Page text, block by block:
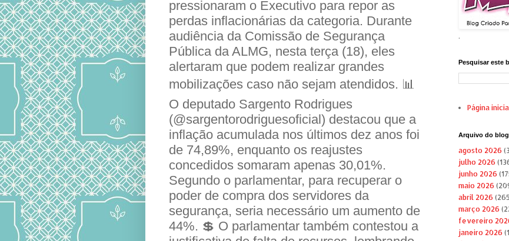
pressionaram o Executivo para repor as
perdas inflacionárias da categoria. Durante
audiência da Comissão de Segurança
Pública da ALMG, nesta terça (18), eles
alertaram que podem realizar grandes
mobilizações caso não sejam atendidos. 📊
O deputado Sargento Rodrigues
(@sargentorodriguesoficial) destacou que a
inflação acumulada nos últimos dez anos foi
de 74,89%, enquanto os reajustes
concedidos somaram apenas 30,01%.
Segundo o parlamentar, para recuperar o
poder de compra dos servidores da
segurança, seria necessário um aumento de
44%. 💲 O parlamentar também contestou a
.
Pesquisar este
Página
Arquivo do blog
agosto 2026
julho 2026
junho 2026
maio 2026
abril 2026
março 2026
fevereiro
janeiro 2026